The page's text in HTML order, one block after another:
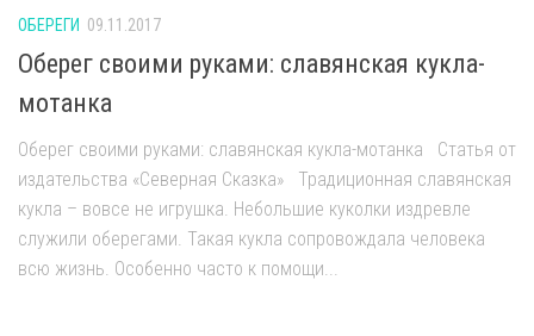
ОБЕРЕГИ 09.11.2017
Оберег своими руками: славянская кукла-
мотанка
Оберег своими руками: славянская кукла-мотанка Статья от
издательства «Северная Сказка» Традиционная славянская
кукла – вовсе не игрушка. Небольшие куколки издревле
служили оберегами. Такая кукла сопровождала человека
всю жизнь. Особенно часто к помощи...